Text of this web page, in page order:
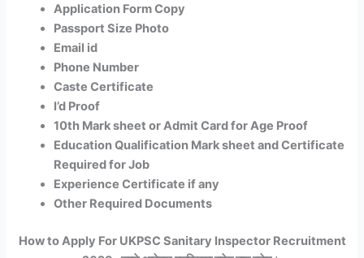
Application Form Copy
Passport Size Photo
Email id
Phone Number
Caste Certificate
I’d Proof
10th Mark sheet or Admit Card for Age Proof
Education Qualification Mark sheet and Certificate
Required for Job
Experience Certificate if any
Other Required Documents
How to Apply For UKPSC Sanitary Inspector Recruitment